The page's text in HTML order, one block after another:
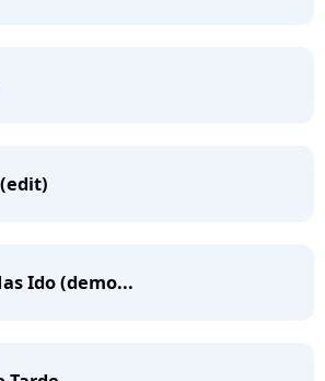
Ido (demo...